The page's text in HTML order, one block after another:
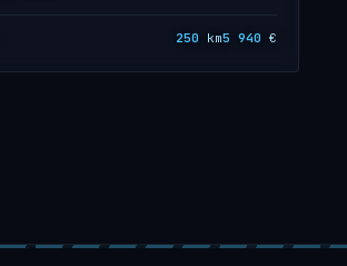
250 km5 940 €